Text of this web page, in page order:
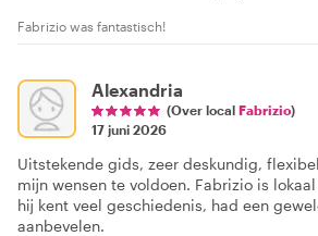
Fabrizio was fantastisch!
Alexandria
(Over local Fabrizio)
17 juni 2026
Uitstekende gids, zeer deskundig,
mijn wensen te voldoen. Fabrizio is
hij kent veel geschiedenis, had een
aanbevelen.